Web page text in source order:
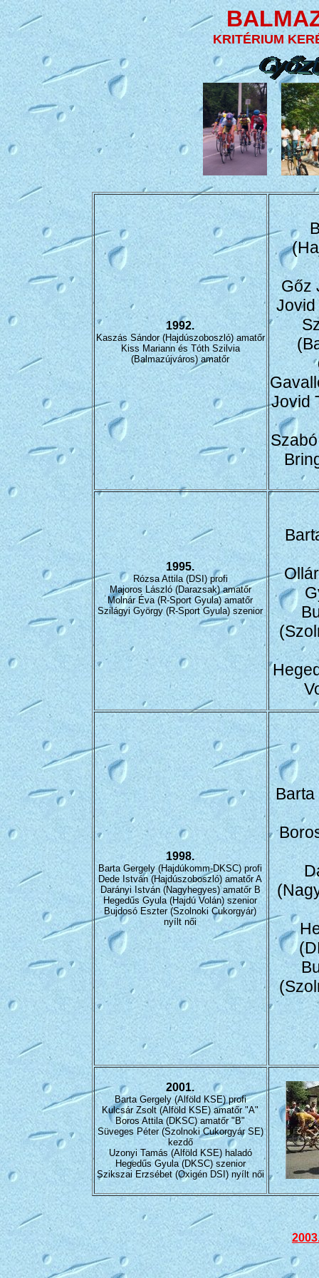
KRITÉRIUM
1992.
Kaszás Sándor (Hajdúszoboszló) amatőr
Kiss Mariann és Tóth Szilvia
(Balmazújváros) amatőr
Gőz
Jovid
Jovid
1995.
Rózsa Attila (DSI) profi
Majoros László (Darazsak) amatőr
Molnár Éva (R-Sport Gyula) amatőr
Szilágyi György (R-Sport Gyula) szenior
1998.
Barta Gergely (Hajdúkomm-DKSC) profi
Dede István (Hajdúszoboszló) amatőr A
Darányi István (Nagyhegyes) amatőr B
Hegedűs Gyula (Hajdú Volán) szenior
Bujdosó Eszter (Szolnoki Cukorgyár)
nyílt női
2001.
Barta Gergely (Alföld KSE) profi
Kulcsár Zsolt (Alföld KSE) amatőr "A"
Boros Attila (DKSC) amatőr "B"
Süveges Péter (Szolnoki Cukorgyár SE)
kezdő
Uzonyi Tamás (Alföld KSE) haladó
Hegedűs Gyula (DKSC) szenior
Szikszai Erzsébet (Oxigén DSI) nyílt női